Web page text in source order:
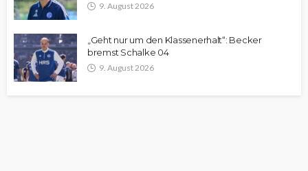
9. August 2026
„Geht nur um den Klassenerhalt“: Becker
bremst Schalke 04
9. August 2026